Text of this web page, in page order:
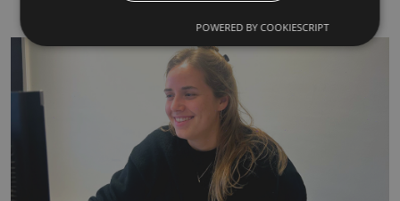
POWERED BY COOKIESCRIPT